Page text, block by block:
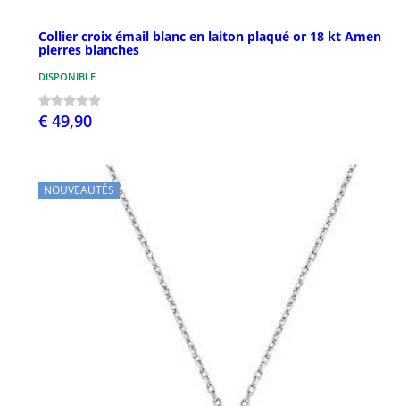
Collier croix émail blanc en laiton plaqué or 18 kt Amen
pierres blanches
DISPONIBLE
€ 49,90
NOUVEAUTÉS